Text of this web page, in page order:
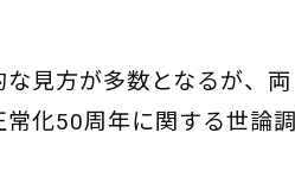
見方が多数となるが、両
常化50周年に関する世論調